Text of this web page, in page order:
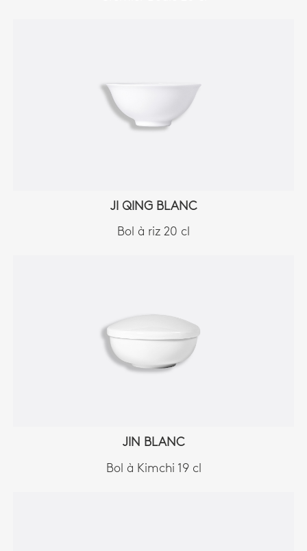
JI QING BLANC
Bol à riz 20 cl
JIN BLANC
Bol à Kimchi 19 cl